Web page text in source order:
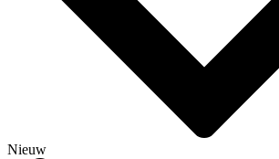
Nieuw